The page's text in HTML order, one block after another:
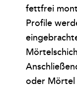
fettfrei
Profile
oder Mörtel